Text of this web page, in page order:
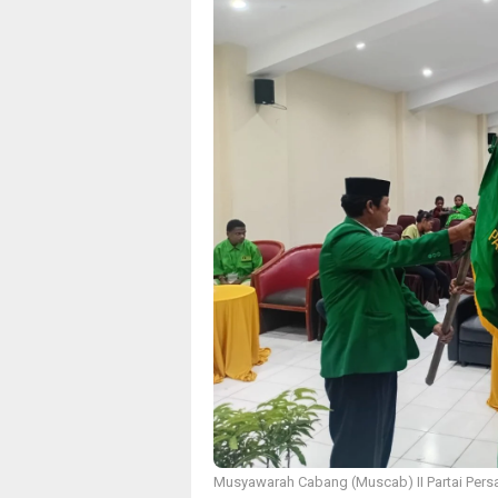
Musyawarah Cabang (Muscab) II Partai